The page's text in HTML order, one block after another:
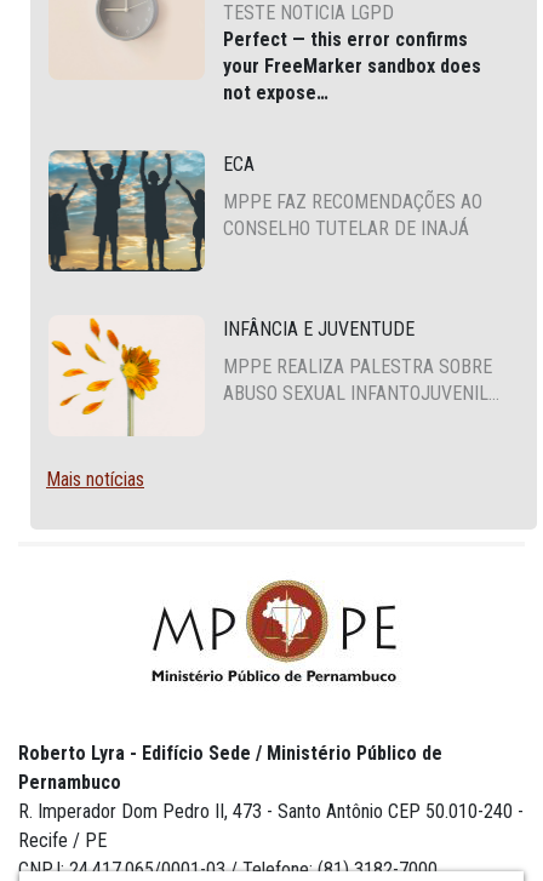
TESTE NOTICIA LGPD
Perfect — this error confirms
your FreeMarker sandbox does
not expose
DXP and Cloud environments.
ECA
MPPE FAZ RECOMENDAÇÕES AO
CONSELHO TUTELAR DE INAJÁ
INFÂNCIA E JUVENTUDE
MPPE REALIZA PALESTRA SOBRE
ABUSO SEXUAL INFANTOJUVENIL
Mais notícias
Roberto Lyra - Edifício Sede / Ministério Público de
Pernambuco
R. Imperador Dom Pedro II, 473 - Santo Antônio CEP 50.010-240 -
Recife / PE
CNPJ: 24.417.065/0001-03 / Telefone: (81) 3182-7000